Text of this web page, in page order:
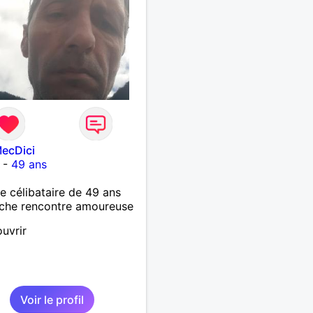
- 49 ans
célibataire de 49 ans
rencontre amoureuse
Voir le profil